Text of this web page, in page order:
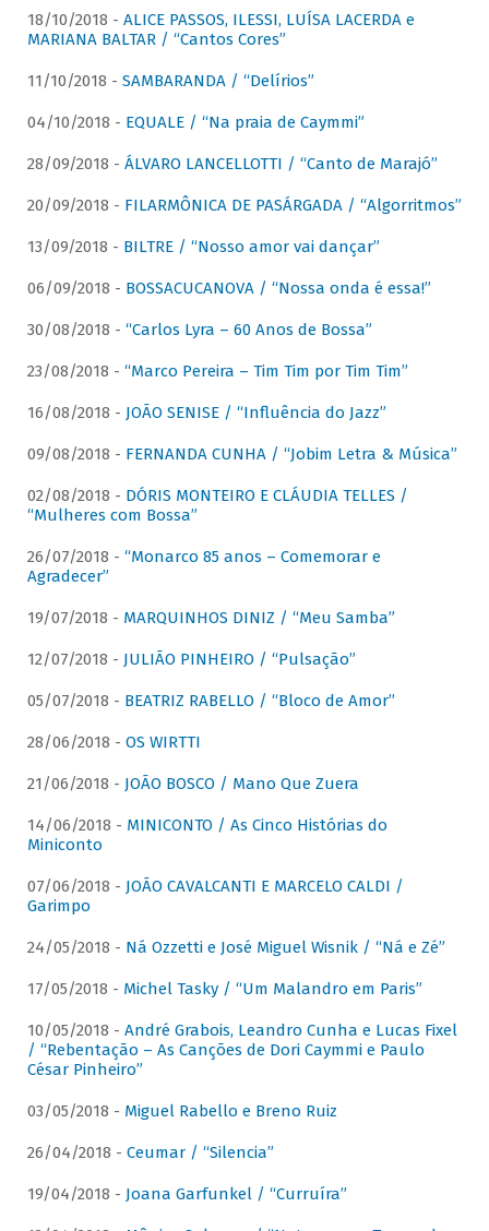
18/10/2018 - ALICE PASSOS, ILESSI, LUÍSA LACERDA e
MARIANA BALTAR / “Cantos Cores”
11/10/2018 - SAMBARANDA / “Delírios”
04/10/2018 - EQUALE / “Na praia de Caymmi”
28/09/2018 - ÁLVARO LANCELLOTTI / “Canto de Marajó”
20/09/2018 - FILARMÔNICA DE PASÁRGADA / “Algorritmos”
13/09/2018 - BILTRE / “Nosso amor vai dançar”
06/09/2018 - BOSSACUCANOVA / “Nossa onda é essa!”
30/08/2018 - “Carlos Lyra – 60 Anos de Bossa”
23/08/2018 - “Marco Pereira – Tim Tim por Tim Tim”
16/08/2018 - JOÃO SENISE / “Influência do Jazz”
09/08/2018 - FERNANDA CUNHA / “Jobim Letra & Música”
02/08/2018 - DÓRIS MONTEIRO E CLÁUDIA TELLES /
“Mulheres com Bossa”
26/07/2018 - “Monarco 85 anos – Comemorar e
Agradecer”
19/07/2018 - MARQUINHOS DINIZ / “Meu Samba”
12/07/2018 - JULIÃO PINHEIRO / “Pulsação”
05/07/2018 - BEATRIZ RABELLO / “Bloco de Amor”
28/06/2018 - OS WIRTTI
21/06/2018 - JOÃO BOSCO / Mano Que Zuera
14/06/2018 - MINICONTO / As Cinco Histórias do
Miniconto
07/06/2018 - JOÃO CAVALCANTI E MARCELO CALDI /
Garimpo
24/05/2018 - Ná Ozzetti e José Miguel Wisnik / “Ná e Zé”
17/05/2018 - Michel Tasky / “Um Malandro em Paris”
10/05/2018 - André Grabois, Leandro Cunha e Lucas Fixel
/ “Rebentação – As Canções de Dori Caymmi e Paulo
César Pinheiro”
03/05/2018 - Miguel Rabello e Breno Ruiz
26/04/2018 - Ceumar / “Silencia”
19/04/2018 - Joana Garfunkel / “Curruíra”